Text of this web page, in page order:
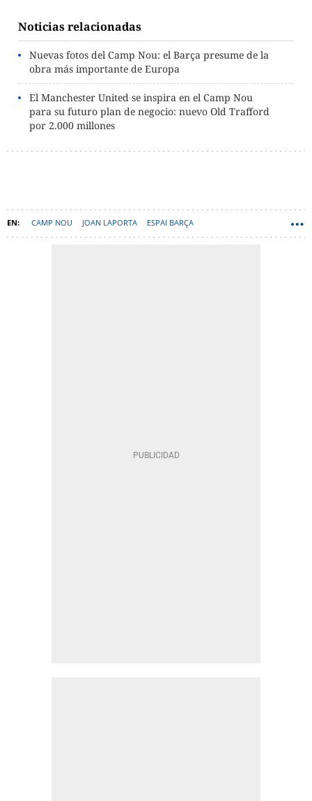
Noticias relacionadas
Nuevas fotos del Camp Nou: el Barça presume de la
obra más importante de Europa
El Manchester United se inspira en el Camp Nou
para su futuro plan de negocio: nuevo Old Trafford
por 2.000 millones
CAMP NOU JOAN LAPORTA ESPAI BARÇA